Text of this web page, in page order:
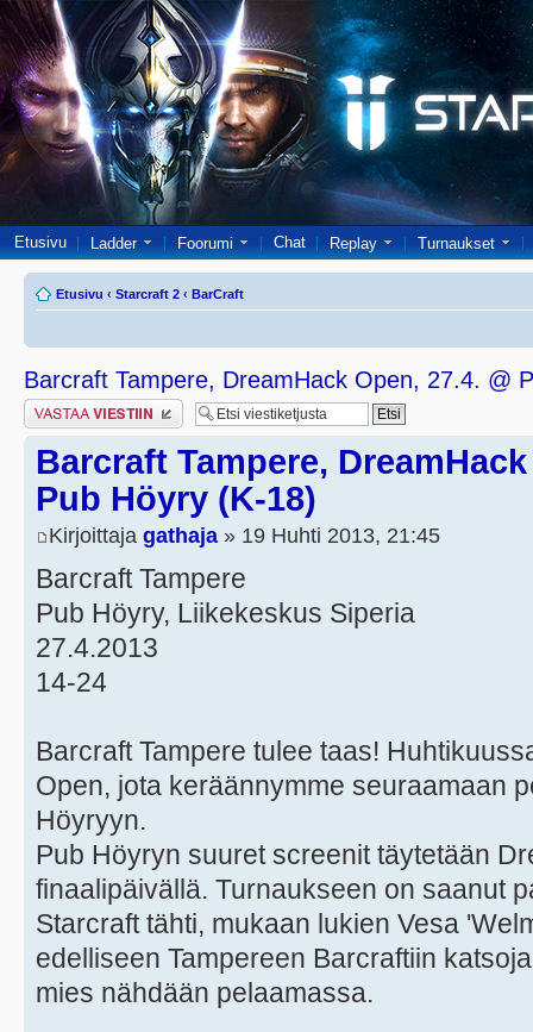
Etusivu Ladder Foorumi Chat Replay Turnaukset
Etusivu ‹ Starcraft 2 ‹ BarCraft
Barcraft Tampere, DreamHack Open, 27.4. @
Lähetä vastaus
Barcraft Tampere,
Pub Höyry (K-18)
Kirjoittaja gathaja » 19 Huhti 2013, 21:45
Barcraft Tampere
Pub Höyry, Liikekeskus Siperia
27.4.2013
14-24
Barcraft Tampere tulee taas!
Open, jota keräännymme seuraamaan
Höyryyn.
Pub Höyryn suuret screenit täytetään
finaalipäivällä. Turnaukseen on saanut
Starcraft tähti, mukaan lukien Vesa
edelliseen Tampereen Barcraftiin
mies nähdään pelaamassa.